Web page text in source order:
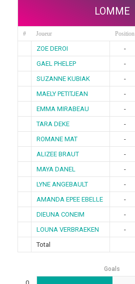
LOMME
# Joueur Position
ZOE DEROI -
GAEL PHELEP
-
SUZANNE KUBIAK
-
MAELY PETITJEAN
-
EMMA MIRABEAU
-
TARA DEKE
-
ROMANE MAT
-
ALIZEE BRAUT
-
MAYA DANEL
-
LYNE ANGEBAULT
-
AMANDA EPEE EBELLE
-
DIEUNA CONEIM
-
LOUNA VERBRAEKEN
-
Total
Goals